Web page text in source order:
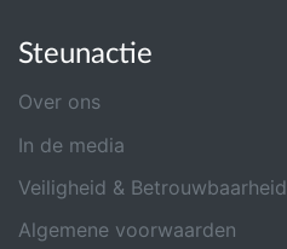
Steunactie
Over ons
In de media
Veiligheid & Betrouwbaarheid
Algemene voorwaarden